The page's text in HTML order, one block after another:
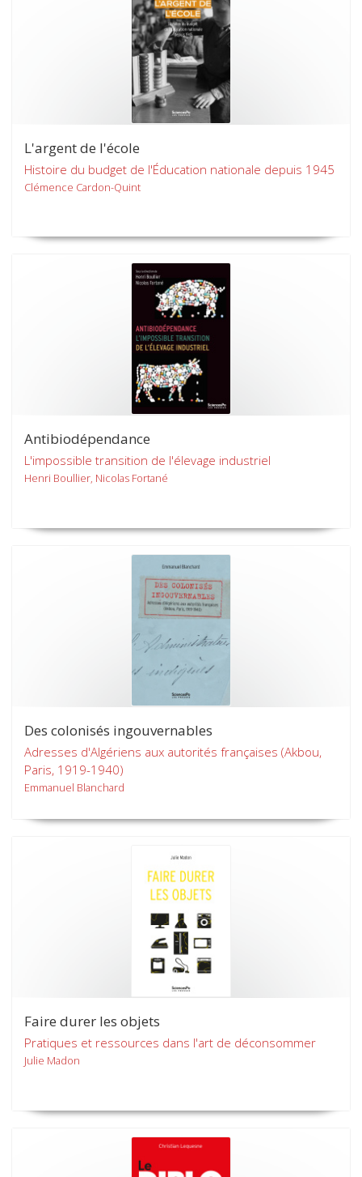
L'argent de l'école
Histoire du budget de l'Éducation nationale depuis 1945
Clémence Cardon-Quint
Antibiodépendance
L'impossible transition de l'élevage industriel
Henri Boullier, Nicolas Fortané
Des colonisés ingouvernables
Adresses d'Algériens aux autorités françaises (Akbou,
Paris, 1919-1940)
Emmanuel Blanchard
Faire durer les objets
Pratiques et ressources dans l'art de déconsommer
Julie Madon